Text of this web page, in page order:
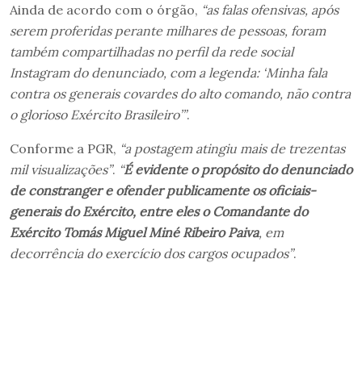
Ainda de acordo com o órgão, “as falas ofensivas, após
serem proferidas perante milhares de pessoas, foram
também compartilhadas no perfil da rede social
Instagram do denunciado, com a legenda: ‘Minha fala
contra os generais covardes do alto comando, não contra
o glorioso Exército Brasileiro’”.
Conforme a PGR, “a postagem atingiu mais de trezentas
mil visualizações”. “É evidente o propósito do denunciado
de constranger e ofender publicamente os oficiais-
generais do Exército, entre eles o Comandante do
Exército Tomás Miguel Miné Ribeiro Paiva, em
decorrência do exercício dos cargos ocupados”.